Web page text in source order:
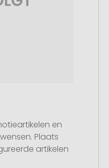
en
Plaats
artikelen